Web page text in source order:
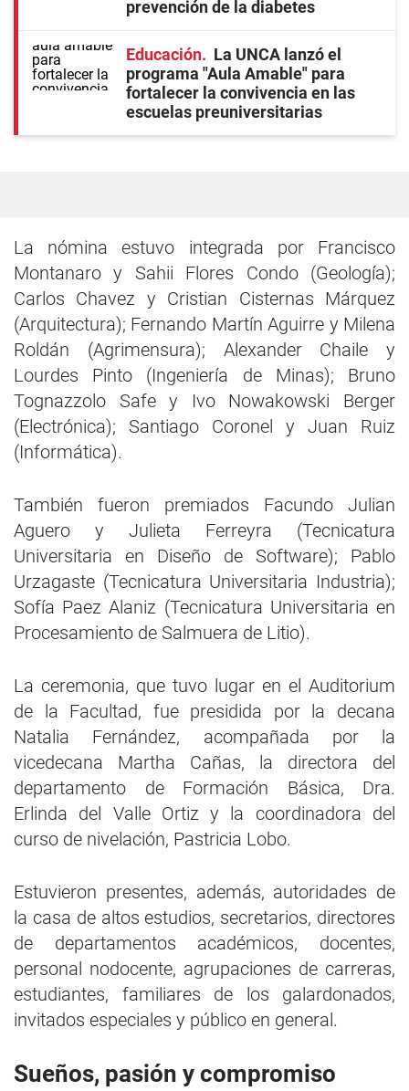
prevención de la diabetes
Educación
La UNCA lanzó el
programa "Aula Amable" para
fortalecer la convivencia en las
escuelas preuniversitarias
La nómina estuvo integrada por Francisco
Montanaro y Sahii Flores Condo (Geología);
Carlos Chavez y Cristian Cisternas Márquez
(Arquitectura); Fernando Martín Aguirre y Milena
Roldán (Agrimensura); Alexander Chaile y
Lourdes Pinto (Ingeniería de Minas); Bruno
Tognazzolo Safe y Ivo Nowakowski Berger
(Electrónica); Santiago Coronel y Juan Ruiz
(Informática).
También fueron premiados Facundo Julian
Aguero y Julieta Ferreyra (Tecnicatura
Universitaria en Diseño de Software); Pablo
Urzagaste (Tecnicatura Universitaria Industria);
Sofía Paez Alaniz (Tecnicatura Universitaria en
Procesamiento de Salmuera de Litio).
La ceremonia, que tuvo lugar en el Auditorium
de la Facultad, fue presidida por la decana
Natalia Fernández, acompañada por la
vicedecana Martha Cañas, la directora del
departamento de Formación Básica, Dra.
Erlinda del Valle Ortiz y la coordinadora del
curso de nivelación, Pastricia Lobo.
Estuvieron presentes, además, autoridades de
la casa de altos estudios, secretarios, directores
de departamentos académicos, docentes,
personal nodocente, agrupaciones de carreras,
estudiantes, familiares de los galardonados,
invitados especiales y público en general.
Sueños, pasión y compromiso